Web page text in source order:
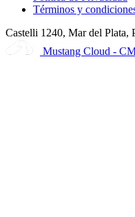
Términos y
Castelli 1240, Mar del Plata,
Mustang Cloud -